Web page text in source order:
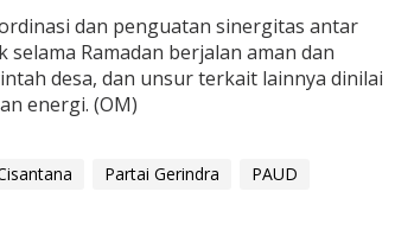
dan penguatan sinergitas antar
Ramadan berjalan aman dan
desa, dan unsur terkait lainnya dinilai
energi. (OM)
Partai Gerindra
PAUD